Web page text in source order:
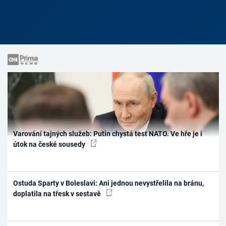
Varování tajných služeb: Putin chystá test NATO. Ve hře je i
útok na české sousedy
Ostuda Sparty v Boleslavi: Ani jednou nevystřelila na bránu,
doplatila na třesk v sestavě